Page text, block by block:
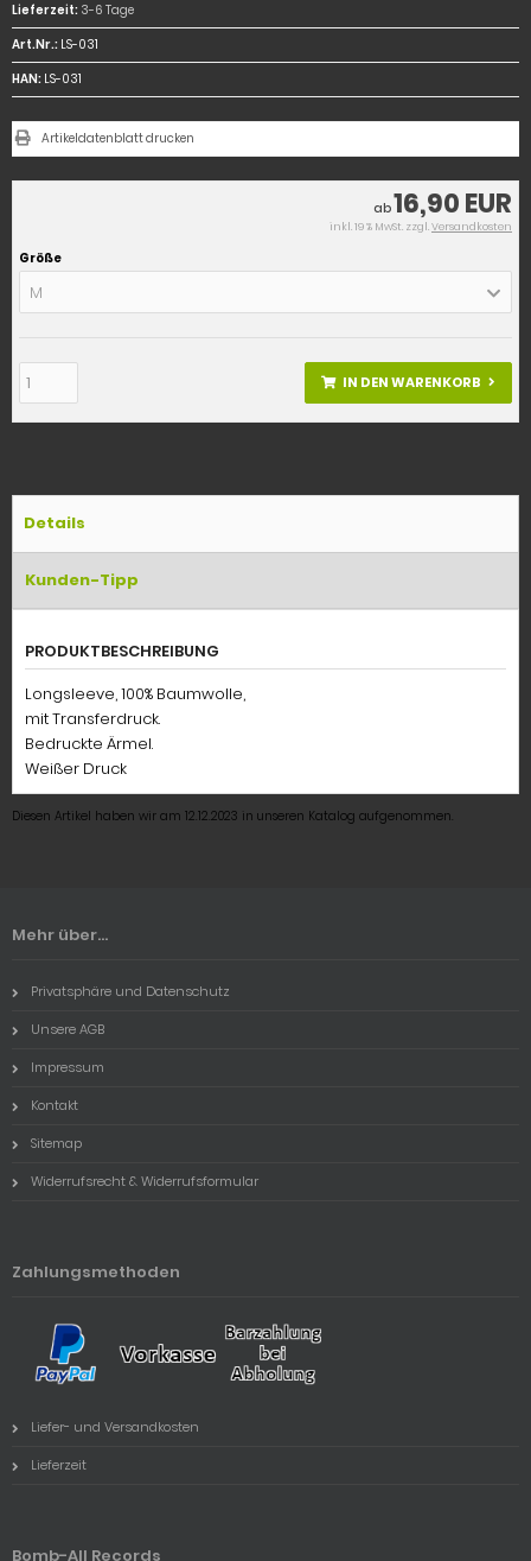
ab16,90 EUR
inkl. 19 % MwSt. zzgl.Versandkosten
Größe
M
IN DEN WARENKORB
Lieferzeit: 3-6 Tage
Art.Nr.: LS-031
HAN: LS-031
Artikeldatenblatt drucken
Details
Kunden-Tipp
PRODUKTBESCHREIBUNG
Longsleeve, 100% Baumwolle,
mit Transferdruck.
Bedruckte Ärmel.
Weißer Druck
Diesen Artikel haben wir am 12.12.2023 in unseren Katalog aufgenommen.
Mehr über...
Privatsphäre und Datenschutz
Unsere AGB
Impressum
Kontakt
Sitemap
Widerrufsrecht & Widerrufsformular
Zahlungsmethoden
Liefer- und Versandkosten
Lieferzeit
Bomb-All Records